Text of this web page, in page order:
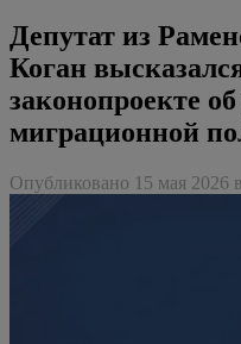
Депутат из
Коган
законопроекте
миграционной
Опубликовано 15 мая 2026